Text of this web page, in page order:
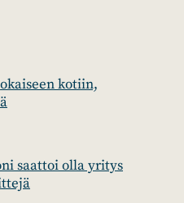
kotiin,
saattoi olla yritys